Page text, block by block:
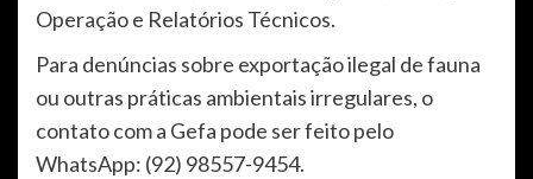
Operação e Relatórios Técnicos.
Para denúncias sobre exportação ilegal de fauna
ou outras práticas ambientais irregulares, o
contato com a Gefa pode ser feito pelo
WhatsApp: (92) 98557-9454.